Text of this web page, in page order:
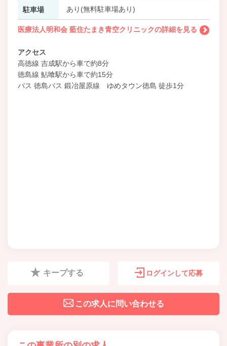
駐車場 あり(無料駐車場あり)
医療法人明和会 藍住たまき青空クリニックの詳細を見る
アクセス
高徳線 吉成駅から車で約8分
徳島線 鮎喰駅から車で約15分
バス 徳島バス 鍛冶屋原線 ゆめタウン徳島 徒歩1分
キープする ログインして応募
この求人に問い合わせる